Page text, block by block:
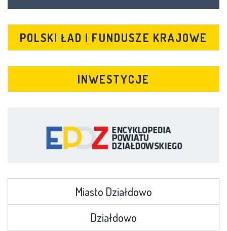
POLSKI ŁAD I FUNDUSZE KRAJOWE
INWESTYCJE
Miasto Działdowo
Działdowo